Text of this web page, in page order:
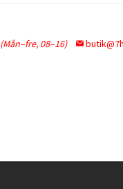
(Mån–fre, 08–16)